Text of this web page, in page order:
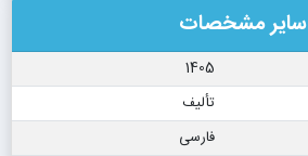
سایر مشخصات
1405
تألیف
فارسی